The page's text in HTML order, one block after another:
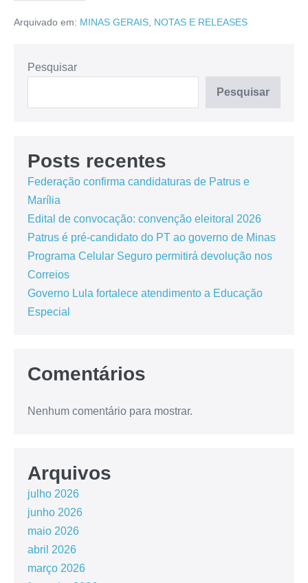
Arquivado em: MINAS GERAIS, NOTAS E RELEASES
Pesquisar
Pesquisar
Posts recentes
Federação confirma candidaturas de Patrus e
Marília
Edital de convocação: convenção eleitoral 2026
Patrus é pré-candidato do PT ao governo de Minas
Programa Celular Seguro permitirá devolução nos
Correios
Governo Lula fortalece atendimento a Educação
Especial
Comentários
Nenhum comentário para mostrar.
Arquivos
julho 2026
junho 2026
maio 2026
abril 2026
março 2026